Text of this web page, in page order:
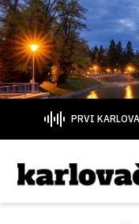
PRVI